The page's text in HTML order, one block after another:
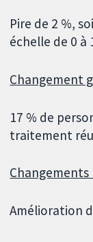
Pire de 2 %,
échelle de 0 à
Changement
17 % de
traitement
Amélioration